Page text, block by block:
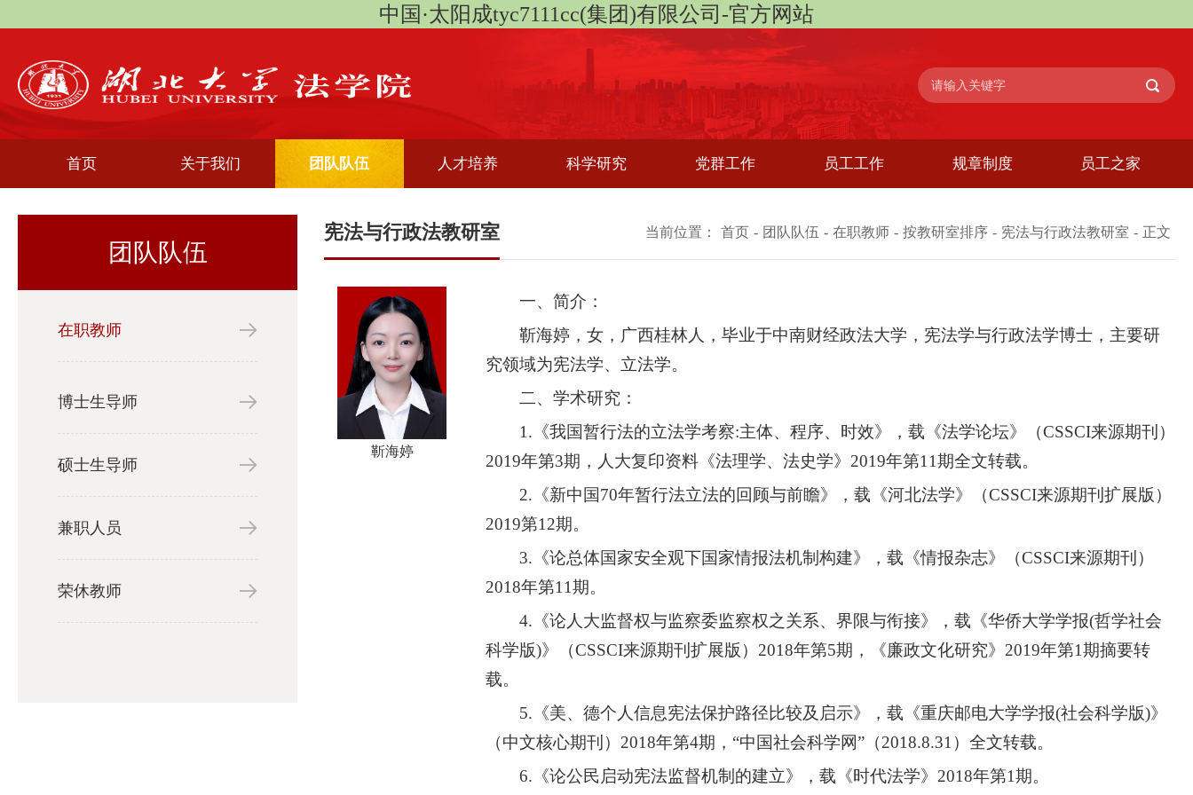
中国·太阳成tyc7111cc(集团)有限公司-官方网站
首页 关于我们 团队队伍 人才培养 科学研究 党群工作 员工工作 规章制度 员工之家
团队队伍
在职教师
博士生导师
硕士生导师
兼职人员
荣休教师
宪法与行政法教研室 当前位置： 首页 - 团队队伍 - 在职教师 - 按教研室排序 - 宪法与行政法教研室 - 正文
靳海婷
一、简介：
靳海婷，女，广西桂林人，毕业于中南财经政法大学，宪法学与行政法学博士，主要研
究领域为宪法学、立法学。
二、学术研究：
1.《我国暂行法的立法学考察:主体、程序、时效》，载《法学论坛》（CSSCI来源期刊）
2019年第3期，人大复印资料《法理学、法史学》2019年第11期全文转载。
2.《新中国70年暂行法立法的回顾与前瞻》，载《河北法学》（CSSCI来源期刊扩展版）
2019第12期。
3.《论总体国家安全观下国家情报法机制构建》，载《情报杂志》（CSSCI来源期刊）
2018年第11期。
4.《论人大监督权与监察委监察权之关系、界限与衔接》，载《华侨大学学报(哲学社会
科学版)》（CSSCI来源期刊扩展版）2018年第5期，《廉政文化研究》2019年第1期摘要转
载。
5.《美、德个人信息宪法保护路径比较及启示》，载《重庆邮电大学学报(社会科学版)》
（中文核心期刊）2018年第4期，“中国社会科学网”（2018.8.31）全文转载。
6.《论公民启动宪法监督机制的建立》，载《时代法学》2018年第1期。